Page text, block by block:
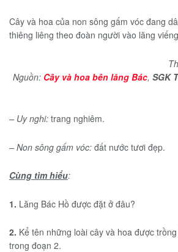
Cây và hoa của non sông gấm vóc đang
thiêng liêng theo đoàn người vào lăng
Nguồn: Cây và hoa bên lăng Bác, SGK
– Uy nghi: trang nghiêm.
– Non sông gấm vóc: đất nước tươi đẹp.
Cùng tìm hiểu:
1. Lăng Bác Hồ được đặt ở đâu?
2. Kể tên những loài cây và hoa được
trong đoạn 2.